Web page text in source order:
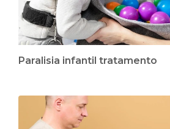
Paralisia infantil tratamento